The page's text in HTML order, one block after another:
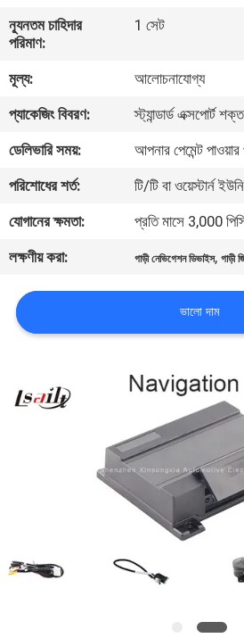
কারখানা
মান
নিয়ন্ত্রণ
করুন
খবর
সাইট
ন্যূনতম চাহিদার
পরিমাণ:
1 সেট
মূল্য:
আলোচনাযোগ্য
প্যাকেজিং বিবরণ:
স্ট্যান্ডার্ড এক্সপোর্ট
ডেলিভারি সময়:
আপনার পেমেন্ট
পরিশোধের শর্ত:
টি/টি বা ওয়েস্টার্ন
যোগানের ক্ষমতা:
প্রতি মাসে 3,000
লক্ষণীয় করা:
গাড়ী নেভিগেশন ডিভাইস,গাড়ী
ভালো দাম